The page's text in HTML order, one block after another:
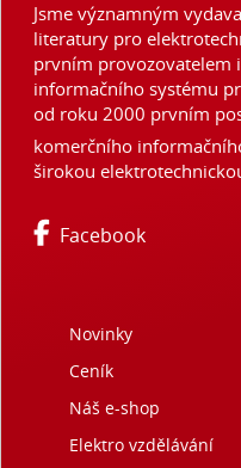
Jsme významným
literatury pro
prvním provozovatelem
informačního systému
od roku 2000 prvním
komerčního
širokou
Facebook
Novinky
Ceník
Náš e-shop
Elektro vzdělávání